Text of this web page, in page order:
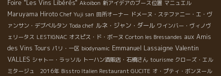
Foire "Les Vins Libérés" Akoibon 新アイデアのブース位置 マニュエル
Maruyama Hiroto Chef Yuji san 田所オーナー ドメーヌ・ステファニー・エ・ヴ
ァンサン・デブベルタン Toda chef ルネ・ジャン・ダール ワインバー・ヴィノヴ
ェリータス LESTIGNAC オスピス・ド・ボーヌ Corton les Bressandes aux Amis
des Vins Tours パリ・一区 biodynamic Emmanuel Lassaigne Valentin
VALLES シャトー・ラッソル トーハン酒販店・石橋さん tourisme クローズ・エル
ミタージュ 2016年 Bisstro Italien Restaurant GUCITE オ・プティ・ボンヌール